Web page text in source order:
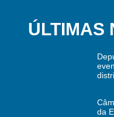
ÚLTIMAS
da